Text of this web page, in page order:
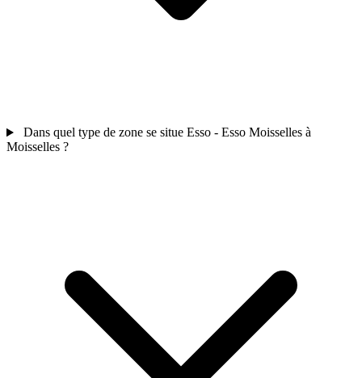
Dans quel type de zone se situe Esso - Esso Moisselles à
Moisselles ?